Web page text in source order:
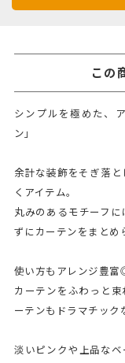
この
シンプルを極めた、
ン」
余計な装飾をそぎ落
くアイテム。
丸みのあるモチーフ
ずにカーテンをまとめ
使い方もアレンジ豊
カーテンをふわっと
ーテンもドラマチック
淡いピンクや上品な